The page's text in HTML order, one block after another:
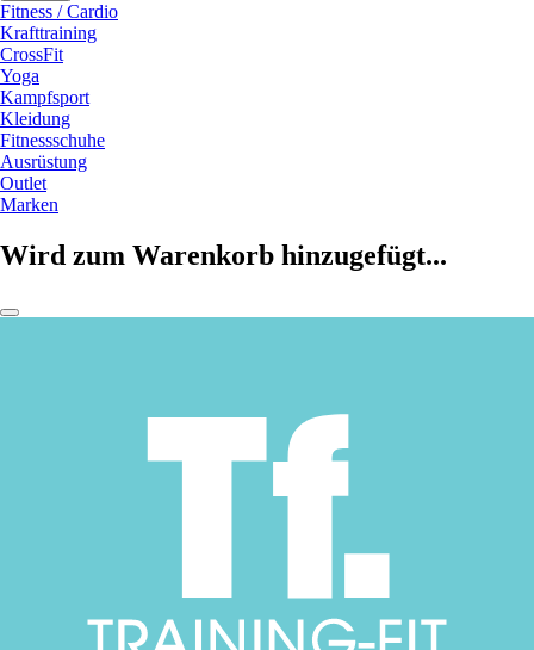
Fitness / Cardio
Krafttraining
CrossFit
Yoga
Kampfsport
Kleidung
Fitnessschuhe
Ausrüstung
Outlet
Marken
Wird zum Warenkorb hinzugefügt...